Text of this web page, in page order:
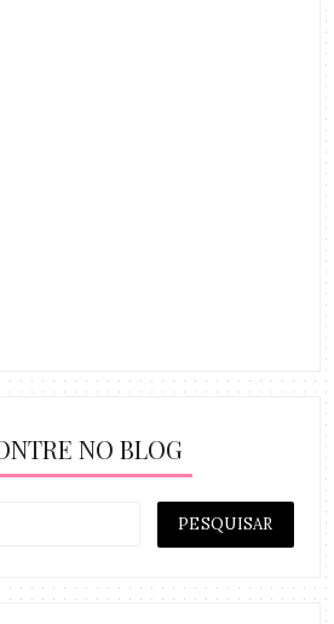
NO BLOG